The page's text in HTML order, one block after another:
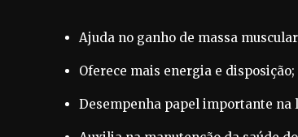
Ajuda no ganho de massa
Oferece mais energia e disposição;
Desempenha papel importante na